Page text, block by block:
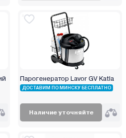
Парогенератор Lavor GV Katla
ДОСТАВИМ ПО МИНСКУ БЕСПЛАТНО
Наличие уточняйте